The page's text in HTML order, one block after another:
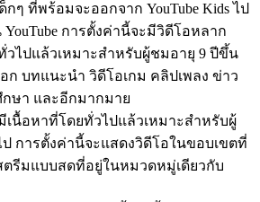
กๆ ที่พร้อมจะออกจาก YouTube Kids ไป
การตั้งค่านี้จะมีวิดีโอหลาก
ไปแล้วเหมาะสำหรับผู้ชมอายุ 9 ปีขึ้น
ก บทแนะนำ วิดีโอเกม คลิปเพลง ข่าว
ษา และอีกมากมาย
เนื้อหาที่โดยทั่วไปแล้วเหมาะสำหรับผู้
การตั้งค่านี้จะแสดงวิดีโอในขอบเขตที่
ตรีมแบบสดที่อยู่ในหมวดหมู่เดียวกับ